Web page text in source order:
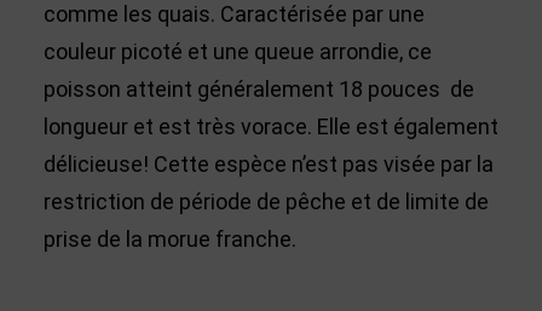
comme les quais. Caractérisée par une
couleur picoté et une queue arrondie, ce
poisson atteint généralement 18 pouces de
longueur et est très vorace. Elle est également
délicieuse! Cette espèce n’est pas visée par la
restriction de période de pêche et de limite de
prise de la morue franche.